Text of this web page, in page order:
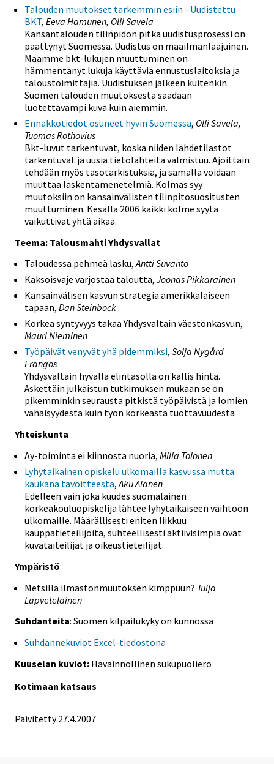
Talouden muutokset tarkemmin esiin - Uudistettu
BKT, Eeva Hamunen, Olli Savela
Kansantalouden tilinpidon pitkä uudistusprosessi on
päättynyt Suomessa. Uudistus on maailmanlaajuinen.
Maamme bkt-lukujen muuttuminen on
hämmentänyt lukuja käyttäviä ennustuslaitoksia ja
taloustoimittajia. Uudistuksen jälkeen kuitenkin
Suomen talouden muutoksesta saadaan
luotettavampi kuva kuin aiemmin.
Ennakkotiedot osuneet hyvin Suomessa, Olli Savela,
Tuomas Rothovius
Bkt-luvut tarkentuvat, koska niiden lähdetilastot
tarkentuvat ja uusia tietolähteitä valmistuu. Ajoittain
tehdään myös tasotarkistuksia, ja samalla voidaan
muuttaa laskentamenetelmiä. Kolmas syy
muutoksiin on kansainvälisten tilinpitosuositusten
muuttuminen. Kesällä 2006 kaikki kolme syytä
vaikuttivat yhtä aikaa.
Teema: Talousmahti Yhdysvallat
Taloudessa pehmeä lasku,Antti Suvanto
Kaksoisvaje varjostaa taloutta, Joonas Pikkarainen
Kansainvälisen kasvun strategia amerikkalaiseen
tapaan, Dan Steinbock
Korkea syntyvyys takaa Yhdysvaltain väestönkasvun,
Mauri Nieminen
Työpäivät venyvät yhä pidemmiksi, Solja Nygård
Frangos
Yhdysvaltain hyvällä elintasolla on kallis hinta.
Äskettäin julkaistun tutkimuksen mukaan se on
pikemminkin seurausta pitkistä työpäivistä ja lomien
vähäisyydestä kuin työn korkeasta tuottavuudesta
Yhteiskunta
Ay-toiminta ei kiinnosta nuoria, Milla Tolonen
Lyhytaikainen opiskelu ulkomailla kasvussa mutta
kaukana tavoitteesta,Aku Alanen
Edelleen vain joka kuudes suomalainen
korkeakouluopiskelija lähtee lyhytaikaiseen vaihtoon
ulkomaille. Määrällisesti eniten liikkuu
kauppatieteilijöitä, suhteellisesti aktiivisimpia ovat
kuvataiteilijat ja oikeustieteilijät.
Ympäristö
Metsillä ilmastonmuutoksen kimppuun? Tuija
Lapveteläinen
Suhdanteita: Suomen kilpailukyky on kunnossa
Suhdannekuviot Excel-tiedostona
Kuuselan kuviot: Havainnollinen sukupuoliero
Kotimaan katsaus
Päivitetty27.4.2007